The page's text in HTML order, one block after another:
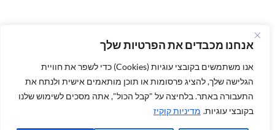
אנחנו מכבדים את הפרטיות שלך
אנו משתמשים בקובצי עוגיות (Cookies) כדי לשפר את חוויית
הגלישה שלך, להציג פרסומות או תוכן מותאמים אישית ולנתח את
התעבורה באתר. בלחיצה על "קבל הכול", אתה מסכים לשימוש שלנו
בקובצי עוגיות. מדיניות קוקיז